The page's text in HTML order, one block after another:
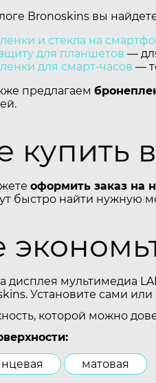
Bronoskins вы
и стекла на
для планшетов —
для смарт-часов —
предлагаем
купить
оформить заказ на
быстро найти нужную
дисплея мультимедиа
Установите сами
которой можно
матовая